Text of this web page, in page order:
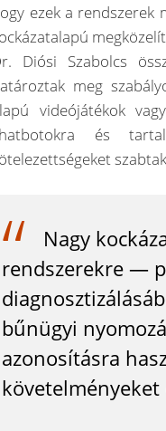
ezek a rendszerek
Diósi Szabolcs
meg
videójátékok
és
Nagy
rendszerekre —
bűnügyi
azonosításra